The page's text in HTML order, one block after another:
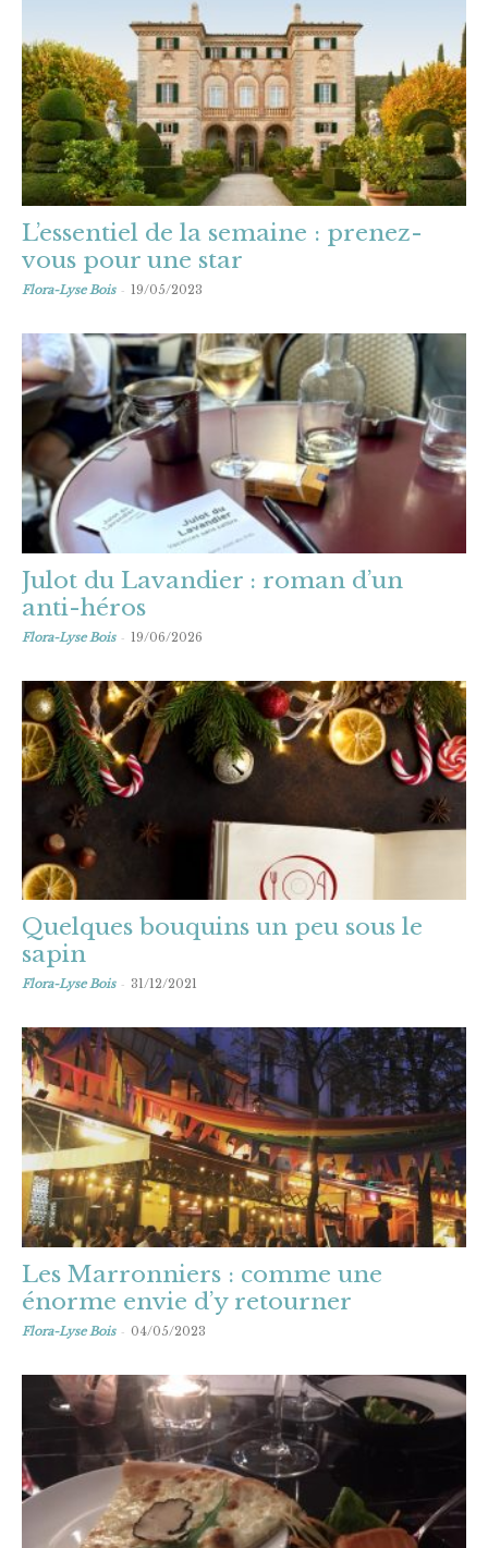
L’essentiel de la semaine : prenez-
vous pour une star
Flora-Lyse Bois - 19/05/2023
Julot du Lavandier : roman d’un
anti-héros
Flora-Lyse Bois - 19/06/2026
Quelques bouquins un peu sous le
sapin
Flora-Lyse Bois - 31/12/2021
Les Marronniers : comme une
énorme envie d’y retourner
Flora-Lyse Bois - 04/05/2023